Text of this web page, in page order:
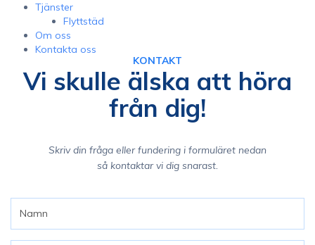
Tjänster
Flyttstäd
Om oss
Kontakta oss
KONTAKT
Vi skulle älska att höra
från dig!
Skriv din fråga eller fundering i formuläret nedan
så kontaktar vi dig snarast.